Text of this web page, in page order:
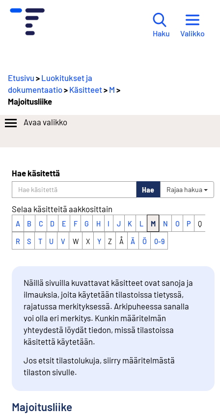
Haku Valikko
Etusivu > Luokitukset ja
dokumentaatio> Käsitteet> M >
Majoitusliike
Avaa valikko
Hae käsitettä
Hae Rajaa hakua
Selaa käsitteitä aakkosittain
A B C D E F G H I J K L M N O P Q
R S T U V W X Y Z Å Ä Ö 0-9
Näillä sivuilla kuvattavat käsitteet ovat sanoja ja
ilmauksia, joita käytetään tilastoissa tietyssä,
rajatussa merkityksessä. Arkipuheessa sanalla
voi olla eri merkitys. Kunkin määritelmän
yhteydestä löydät tiedon, missä tilastoissa
käsitettä käytetään.
Jos etsit tilastolukuja, siirry määritelmästä
tilaston sivulle.
Majoitusliike